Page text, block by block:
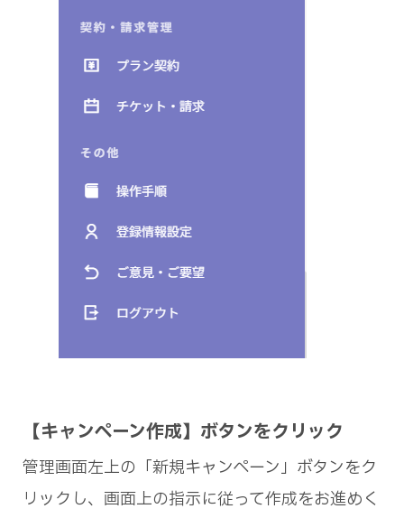
【キャンペーン作成】ボタンをクリック
管理画面左上の「新規キャンペーン」ボタンをク
リックし、画面上の指示に従って作成をお進めく